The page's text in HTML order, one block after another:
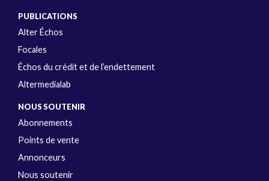
PUBLICATIONS
Alter Échos
Focales
Échos du crédit et de l’endettement
Altermedialab
NOUS SOUTENIR
Abonnements
Points de vente
Annonceurs
Nous soutenir